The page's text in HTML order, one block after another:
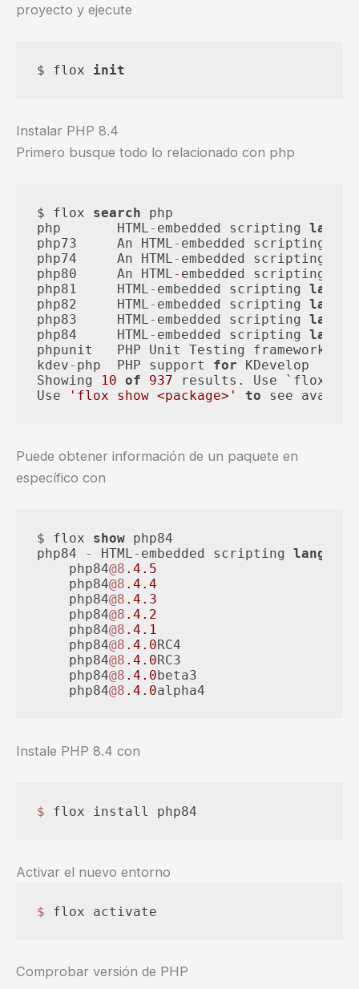
proyecto y ejecute
$ flox init
Instalar PHP 8.4
Primero busque todo lo relacionado con php
$ flox search php
php       HTML- embedded scripting
php73     An HTML- embedded scripting
php74     An HTML- embedded scripting
php80     An HTML- embedded scripting
php81     HTML- embedded scripting
php82     HTML- embedded scripting
php83     HTML- embedded scripting
php84     HTML- embedded scripting
phpunit   PHP Unit Testing framework
kdev- php  PHP support for KDevelop
Showing 10 of 937 results. Use `flox
Use
'flox show <package>' to see
Puede obtener información de un paquete en
específico con
$ flox show php84
php84 - HTML- embedded scripting language
    php84
@8 .4 .5
    php84
@8 .4 .4
    php84
@8 .4 .3
    php84
@8 .4 .2
    php84
@8 .4 .1
    php84
@8 .4 .0RC4
    php84
@8 .4 .0RC3
    php84
@8 .4 .0beta3
    php84
@8 .4 .0alpha4
Instale PHP 8.4 con
$ flox install php84
Activar el nuevo entorno
$ flox activate
Comprobar versión de PHP